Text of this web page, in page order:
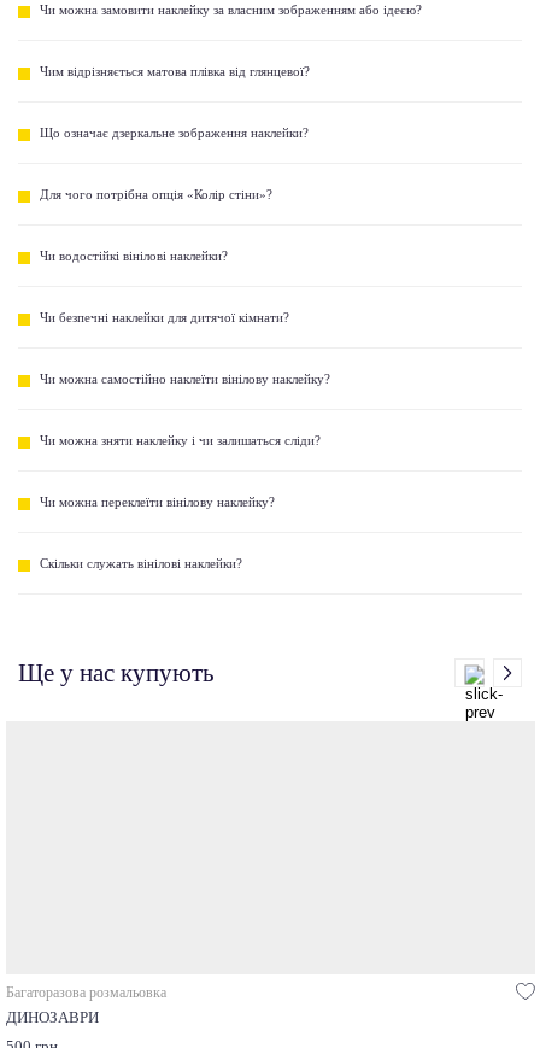
Чи можна замовити наклейку за власним зображенням або ідеєю?
Чим відрізняється матова плівка від глянцевої?
Що означає дзеркальне зображення наклейки?
Для чого потрібна опція «Колір стіни»?
Чи водостійкі вінілові наклейки?
Чи безпечні наклейки для дитячої кімнати?
Чи можна самостійно наклеїти вінілову наклейку?
Чи можна зняти наклейку і чи залишаться сліди?
Чи можна переклеїти вінілову наклейку?
Скільки служать вінілові наклейки?
Ще у нас купують
Багаторазова розмальовка
ДИНОЗАВРИ